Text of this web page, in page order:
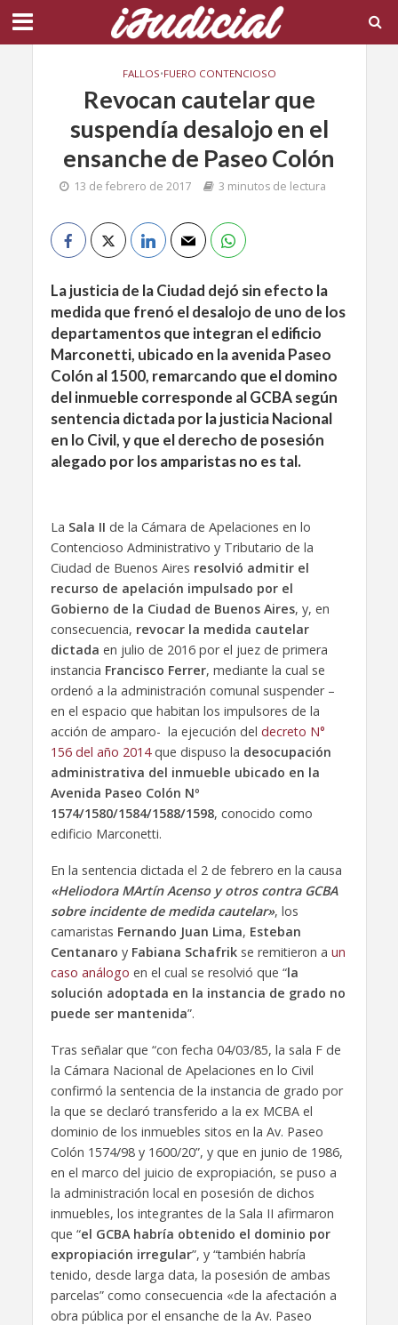
FALLOS•FUERO CONTENCIOSO
Revocan cautelar que
suspendía desalojo en el
ensanche de Paseo Colón
13 de febrero de 2017 3 minutos de lectura
La justicia de la Ciudad dejó sin efecto la
medida que frenó el desalojo de uno de los
departamentos que integran el edificio
Marconetti, ubicado en la avenida Paseo
Colón al 1500, remarcando que el domino
del inmueble corresponde al GCBA según
sentencia dictada por la justicia Nacional
en lo Civil, y que el derecho de posesión
alegado por los amparistas no es tal.
La Sala II de la Cámara de Apelaciones en lo
Contencioso Administrativo y Tributario de la
Ciudad de Buenos Aires resolvió admitir el
recurso de apelación impulsado por el
Gobierno de la Ciudad de Buenos Aires, y, en
consecuencia, revocar la medida cautelar
dictada en julio de 2016 por el juez de primera
instancia Francisco Ferrer, mediante la cual se
ordenó a la administración comunal suspender –
en el espacio que habitan los impulsores de la
acción de amparo- la ejecución del decreto N°
156 del año 2014que dispuso la desocupación
administrativa del inmueble ubicado en la
Avenida Paseo Colón Nº
1574/1580/1584/1588/1598, conocido como
edificio Marconetti.
En la sentencia dictada el 2 de febrero en la causa
«Heliodora MArtín Acenso y otros contra GCBA
sobre incidente de medida cautelar», los
camaristas Fernando Juan Lima, Esteban
Centanaro yFabiana Schafrikse remitieron a un
caso análogo en el cual se resolvió que “la
solución adoptada en la instancia de grado no
puede ser mantenida”.
Tras señalar que “con fecha 04/03/85, la sala F de
la Cámara Nacional de Apelaciones en lo Civil
confirmó la sentencia de la instancia de grado por
la que se declaró transferido a la ex MCBA el
dominio de los inmuebles sitos en la Av. Paseo
Colón 1574/98 y 1600/20”, y que en junio de 1986,
en el marco del juicio de expropiación, se puso a
la administración local en posesión de dichos
inmuebles, los integrantes de la Sala II afirmaron
que “el GCBA habría obtenido el dominio por
expropiación irregular”, y “también habría
tenido, desde larga data, la posesión de ambas
parcelas” como consecuencia «de la afectación a
obra pública por el ensanche de la Av. Paseo